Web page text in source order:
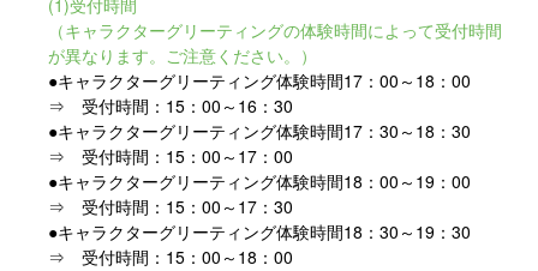
(1)受付時間
（キャラクターグリーティングの体験時間によって受付時間
が異なります。ご注意ください。）
●キャラクターグリーティング体験時間17：00～18：00
⇒ 受付時間：15：00～16：30
●キャラクターグリーティング体験時間17：30～18：30
⇒ 受付時間：15：00～17：00
●キャラクターグリーティング体験時間18：00～19：00
⇒ 受付時間：15：00～17：30
●キャラクターグリーティング体験時間18：30～19：30
⇒ 受付時間：15：00～18：00